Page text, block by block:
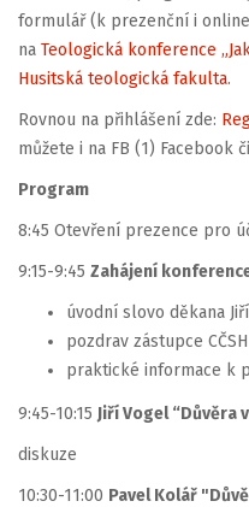
formulář (k prezenční i
na Teologická konference
Husitská teologická fakulta.
Rovnou na přihlášení zde:
můžete i na FB (1) Facebook
Program
8:45 Otevření prezence pro
9:15-9:45 Zahájení
úvodní slovo děkana
pozdrav zástupce CČSH
praktické informace k
9:45-10:15 Jiří Vogel
diskuze
10:30-11:00 Pavel Kolář